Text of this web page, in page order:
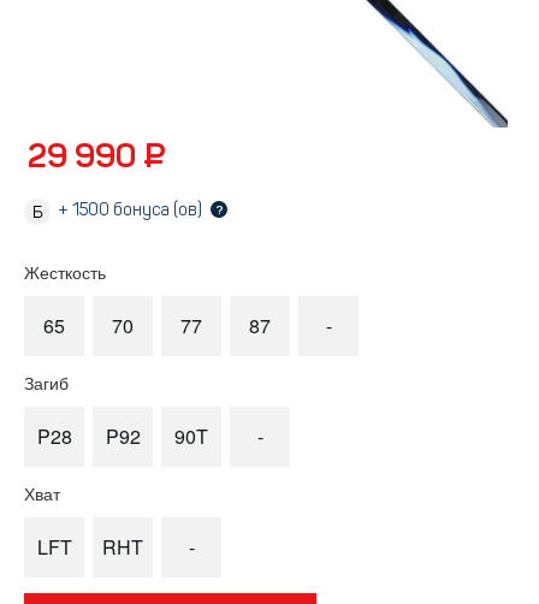
29 990 ₽
+ 1500 бонуса (ов) ?
Жесткость
65 70 77 87 -
Загиб
P28 P92 90T -
Хват
LFT RHT -